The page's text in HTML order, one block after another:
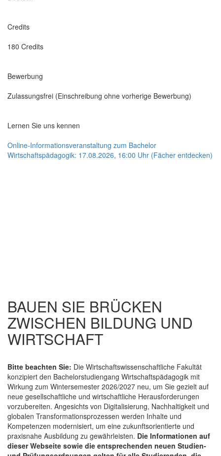
Credits
180 Credits
Bewerbung
Zulassungsfrei (Einschreibung ohne vorherige Bewerbung)
Lernen Sie uns kennen
Online-Informationsveranstaltung zum Bachelor
Wirtschaftspädagogik: 17.08.2026, 16:00 Uhr (Fächer entdecken)
BAUEN SIE BRÜCKEN
ZWISCHEN BILDUNG UND
WIRTSCHAFT
Bitte beachten Sie: Die Wirtschaftswissenschaftliche Fakultät
konzipiert den Bachelorstudiengang Wirtschaftspädagogik mit
Wirkung zum Wintersemester 2026/2027 neu, um Sie gezielt auf
neue gesellschaftliche und wirtschaftliche Herausforderungen
vorzubereiten. Angesichts von Digitalisierung, Nachhaltigkeit und
globalen Transformationsprozessen werden Inhalte und
Kompetenzen modernisiert, um eine zukunftsorientierte und
praxisnahe Ausbildung zu gewährleisten. Die Informationen auf
dieser Webseite sowie die entsprechenden neuen Studien-